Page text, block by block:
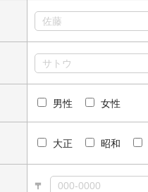
男性 女性
大正 昭和
〒